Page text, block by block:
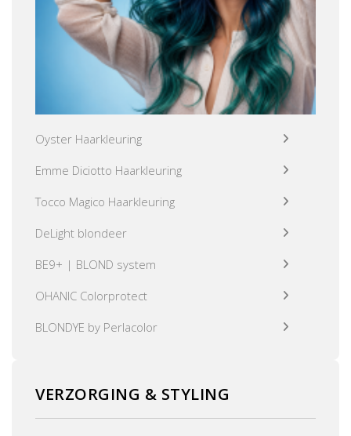
Oyster Haarkleuring
Emme Diciotto Haarkleuring
Tocco Magico Haarkleuring
DeLight blondeer
BE9+ | BLOND system
OHANIC Colorprotect
BLONDYE by Perlacolor
VERZORGING & STYLING